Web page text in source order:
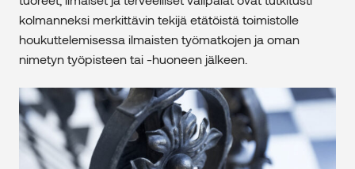
kolmanneksi merkittävin tekijä etätöistä toimistolle
houkuttelemisessa ilmaisten työmatkojen ja oman
nimetyn työpisteen tai -huoneen jälkeen.